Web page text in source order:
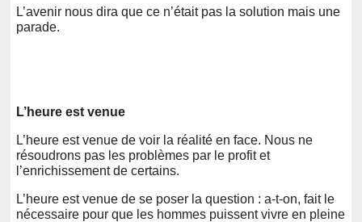
L’avenir nous dira que ce n’était pas la solution mais une
parade.
L’heure est venue
L’heure est venue de voir la réalité en face. Nous ne
résoudrons pas les problèmes par le profit et
l’enrichissement de certains.
L’heure est venue de se poser la question : a-t-on, fait le
nécessaire pour que les hommes puissent vivre en pleine